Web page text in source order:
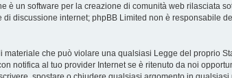
è un software per la creazione di comunità web rilasciata
di discussione internet; phpBB Limited non è responsabile
che può violare una qualsiasi Legge del proprio
notifica al tuo provider Internet se è ritenuto da noi